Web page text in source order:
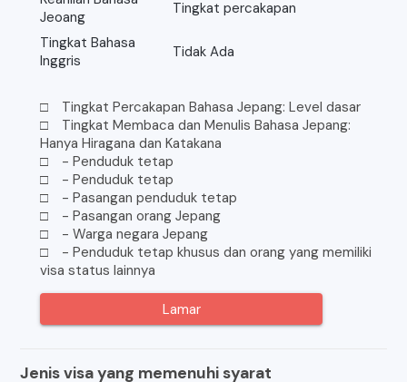
Jeoang
Tingkat percakapan
Tingkat Bahasa
Inggris
Tidak Ada
□ Tingkat Percakapan Bahasa Jepang: Level dasar
□ Tingkat Membaca dan Menulis Bahasa Jepang:
Hanya Hiragana dan Katakana
□ - Penduduk tetap
□ - Penduduk tetap
□ - Pasangan penduduk tetap
□ - Pasangan orang Jepang
□ - Warga negara Jepang
□ - Penduduk tetap khusus dan orang yang memiliki
visa status lainnya
Lamar
Jenis visa yang memenuhi syarat